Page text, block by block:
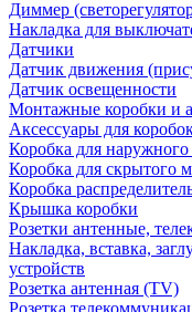
Диммер
Накладка для
Датчики
Датчик движения
Датчик освещенности
Монтажные коробки и
Аксессуары для
Коробка для
Коробка для скрытого
Коробка
Крышка коробки
Розетки антенные,
Накладка, вставка,
устройств
Розетка антенная (TV)
Розетка